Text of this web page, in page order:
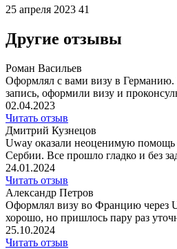
25 апреля 2023 41
Другие отзывы
Роман Васильев
Оформлял с вами визу в Германию.
запись, оформили визу и
02.04.2023
Читать отзыв
Дмитрий Кузнецов
Uway оказали неоценимую
Сербии. Все прошло гладко и без
24.01.2024
Читать отзыв
Александр Петров
Оформлял визу во Францию через
хорошо, но пришлось пару раз
25.10.2024
Читать отзыв